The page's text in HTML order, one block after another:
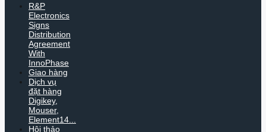
R&P
Electronics
Signs
Distribution
Agreement
With
InnoPhase
Giao hàng
Dịch vụ
đặt hàng
Digikey,
Mouser,
Element14...
Hội thảo